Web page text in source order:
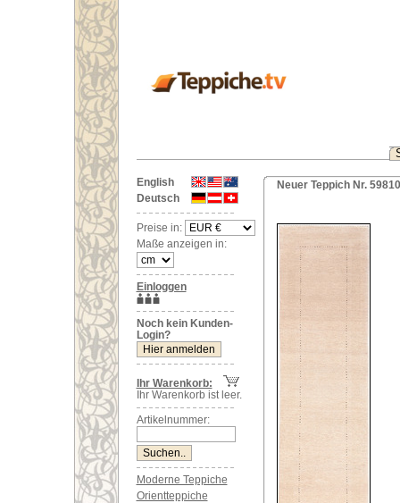
English
Deutsch
Preise in:
Maße anzeigen in:
Einloggen
Noch kein Kunden-
Login?
Ihr Warenkorb:
Ihr Warenkorb ist leer.
Artikelnummer:
Moderne Teppiche
Orientteppiche
Neuer Teppich Nr.